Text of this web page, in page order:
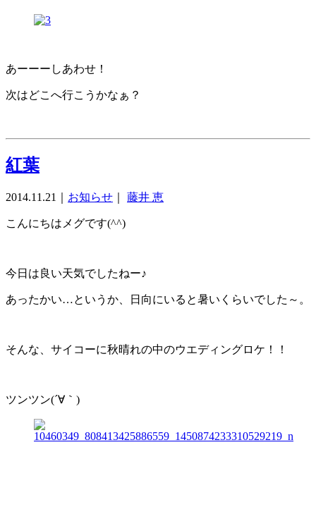
あーーーしあわせ！
次はどこへ行こうかなぁ？
紅葉
2014.11.21 お知らせ 藤井 恵
こんにちはメグです(^^)
今日は良い天気でしたねー♪
あったかい…というか、日向にいると暑いくらいでした～。
そんな、サイコーに秋晴れの中のウエディングロケ！！
ツンツン(´∀｀)